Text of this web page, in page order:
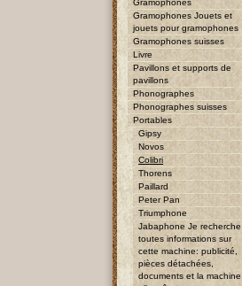
Gramophones
Gramophones Jouets et
jouets pour gramophones
Gramophones suisses
Livre
Pavillons et supports de
pavillons
Phonographes
Phonographes suisses
Portables
Gipsy
Novos
Colibri
Thorens
Paillard
Peter Pan
Triumphone
Jabaphone Je recherche
toutes informations sur
cette machine: publicité,
pièces détachées,
documents et la machine